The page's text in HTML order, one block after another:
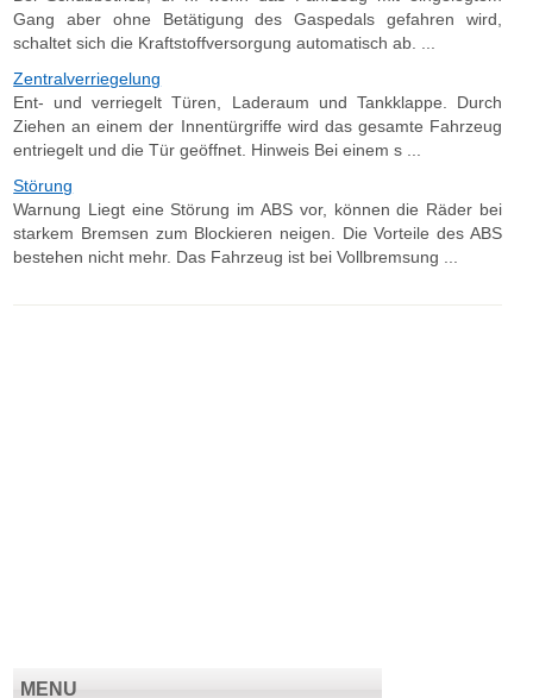
Gang aber ohne Betätigung des Gaspedals gefahren wird,
schaltet sich die Kraftstoffversorgung automatisch ab. ...
Zentralverriegelung
Ent- und verriegelt Türen, Laderaum und Tankklappe. Durch
Ziehen an einem der Innentürgriffe wird das gesamte Fahrzeug
entriegelt und die Tür geöffnet. Hinweis Bei einem s ...
Störung
Warnung Liegt eine Störung im ABS vor, können die Räder bei
starkem Bremsen zum Blockieren neigen. Die Vorteile des ABS
bestehen nicht mehr. Das Fahrzeug ist bei Vollbremsung ...
MENU